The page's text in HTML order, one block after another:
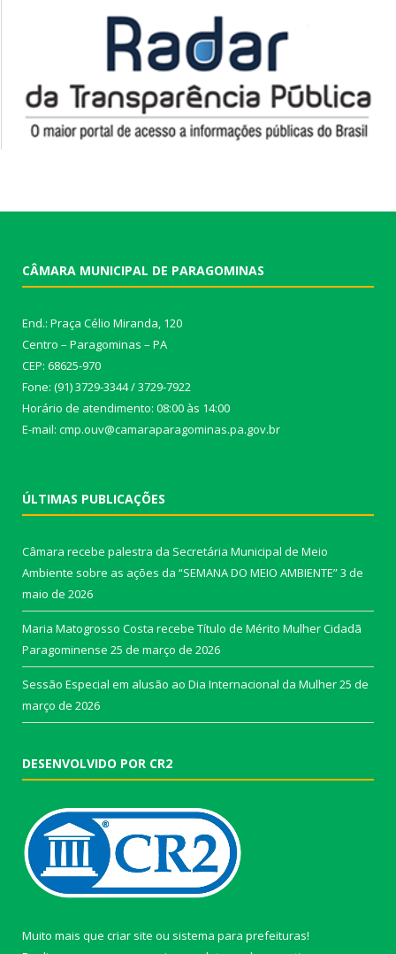
CÂMARA MUNICIPAL DE PARAGOMINAS
End.: Praça Célio Miranda, 120
Centro – Paragominas – PA
CEP: 68625-970
Fone: (91) 3729-3344 / 3729-7922
Horário de atendimento: 08:00 às 14:00
E-mail: cmp.ouv@camaraparagominas.pa.gov.br
ÚLTIMAS PUBLICAÇÕES
Câmara recebe palestra da Secretária Municipal de Meio
Ambiente sobre as ações da “SEMANA DO MEIO AMBIENTE”3 de
maio de 2026
Maria Matogrosso Costa recebe Título de Mérito Mulher Cidadã
Paragominense 25 de março de 2026
Sessão Especial em alusão ao Dia Internacional da Mulher25 de
março de 2026
DESENVOLVIDO POR CR2
Muito mais que criar site ou sistema para prefeituras!